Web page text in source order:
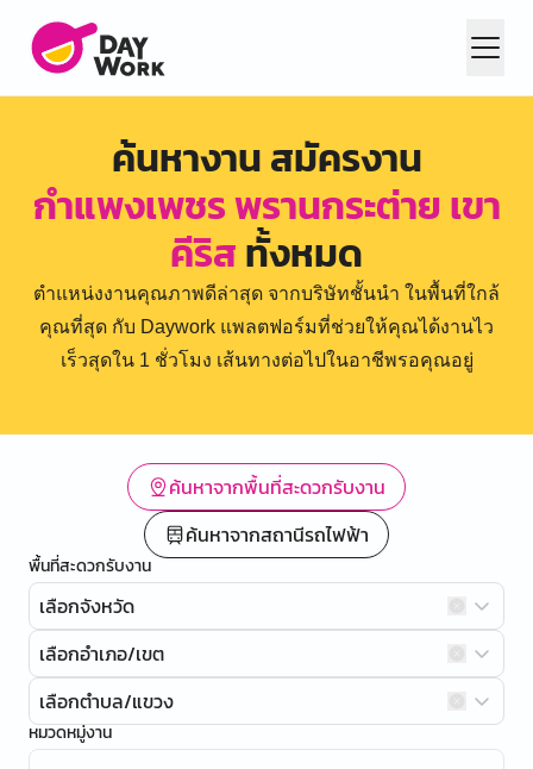
ค้นหางาน สมัครงาน
กำแพงเพชร พรานกระต่าย เขา
คีริสทั้งหมด
ตำแหน่งงานคุณภาพดีล่าสุด จากบริษัทชั้นนำ ในพื้นที่ใกล้
คุณที่สุด กับ Daywork แพลตฟอร์มที่ช่วยให้คุณได้งานไว
เร็วสุดใน 1 ชั่วโมง เส้นทางต่อไปในอาชีพรอคุณอยู่
ค้นหาจากพื้นที่สะดวกรับงาน
ค้นหาจากสถานีรถไฟฟ้า
พื้นที่สะดวกรับงาน
เลือกจังหวัด
เลือกอำเภอ/เขต
เลือกตำบล/แขวง
หมวดหมู่งาน